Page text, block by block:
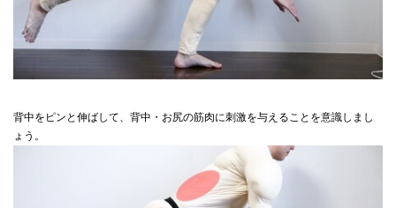
背中をピンと伸ばして、背中・お尻の筋肉に刺激を与えることを意識しまし
ょう。